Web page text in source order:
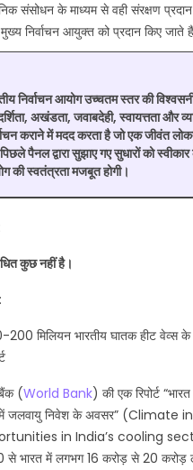
संसोधन के माध्यम से वही संरक्षण प्रदान
निर्वाचन आयुक्त को प्रदान किए जाते
निर्वाचन आयोग उच्चतम स्तर की
अखंडता, जवाबदेही, स्वायत्तता और
कराने में मदद करता है जो एक जीवंत
पैनल द्वारा सुझाए गए सुधारों को
की स्वतंत्रता मजबूत होगी।
कुछ नहीं है।
200 मिलियन भारतीय घातक हीट
(World Bank) की एक रिपोर्ट
में जलवायु निवेश के अवसर” (Climate
in India’s cooling
भारत में लगभग 16 करोड़ से 20 करोड़